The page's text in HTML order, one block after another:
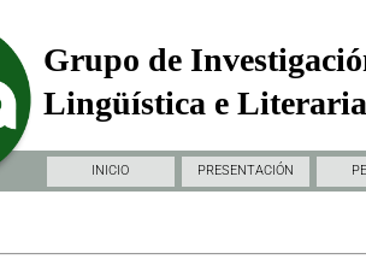
Grupo de
Lingüística e
INICIO PRESENTACIÓN